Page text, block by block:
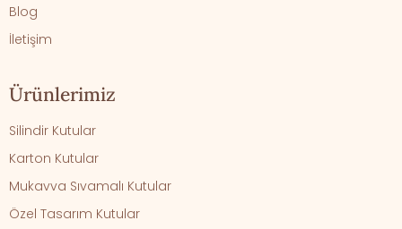
Blog
İletişim
Ürünlerimiz
Silindir Kutular
Karton Kutular
Mukavva Sıvamalı Kutular
Özel Tasarım Kutular